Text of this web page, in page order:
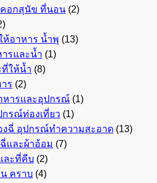
อกสุนัข ที่นอน (2)
ห้อาหาร น้ำพุ (13)
รและน้ำ (1)
ให้น้ำ (8)
ร (2)
หารและอุปกรณ์ (1)
กรณ์ท่องเที่ยว (1)
งฉี่ อุปกรณ์ทำความสะอาด (13)
และผ้าอ้อม (7)
ละที่คีบ (2)
คราบ (4)